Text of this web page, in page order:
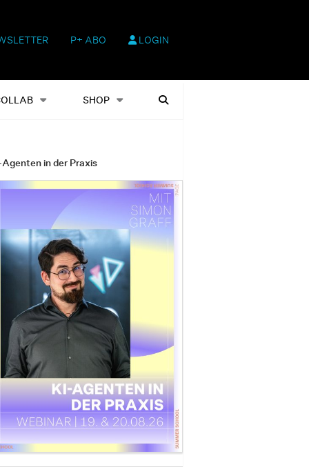
P+ ABO LOGIN
SHOP
Heftausgaben Suchen
Agenten in der Praxis